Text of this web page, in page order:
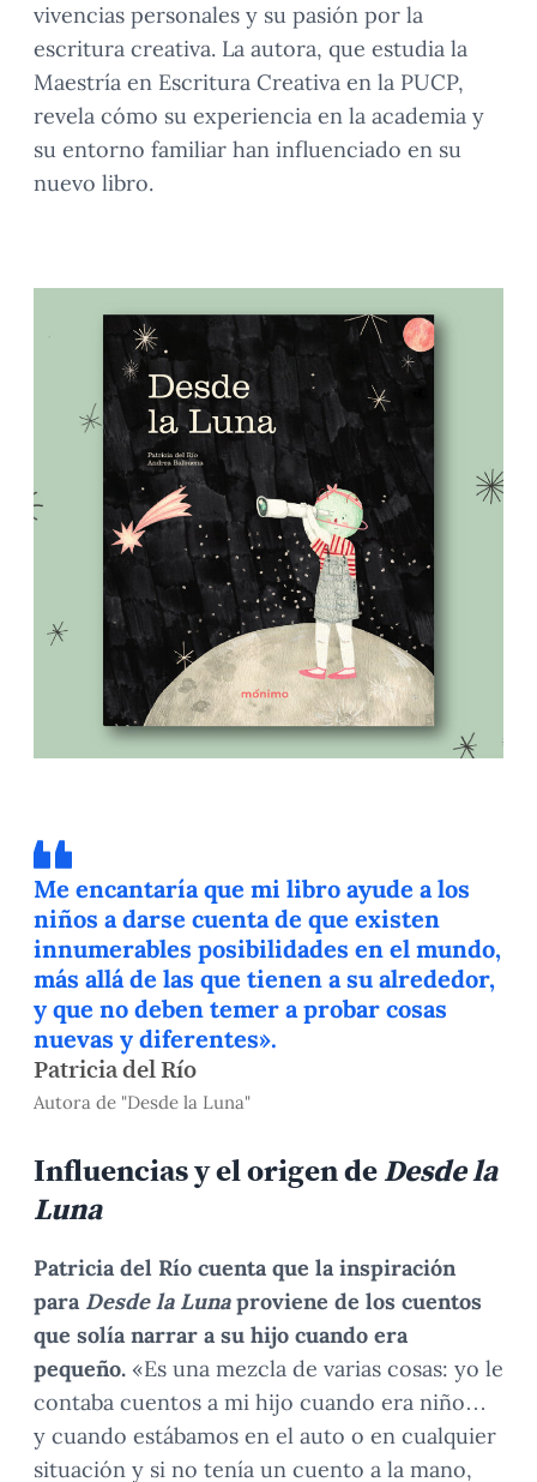
vivencias personales y su pasión por la
escritura creativa. La autora, que estudia la
Maestría en Escritura Creativa en la PUCP,
revela cómo su experiencia en la academia y
su entorno familiar han influenciado en su
nuevo libro.
Me encantaría que mi libro ayude a los
niños a darse cuenta de que existen
innumerables posibilidades en el mundo,
más allá de las que tienen a su alrededor,
y que no deben temer a probar cosas
nuevas y diferentes».
Patricia del Río
Autora de "Desde la Luna"
Influencias y el origen deDesde la
Luna
Patricia del Río cuenta que la inspiración
para Desde la Lunaproviene de los cuentos
que solía narrar a su hijo cuando era
pequeño. «Es una mezcla de varias cosas: yo le
contaba cuentos a mi hijo cuando era niño…
y cuando estábamos en el auto o en cualquier
situación y si no tenía un cuento a la mano,